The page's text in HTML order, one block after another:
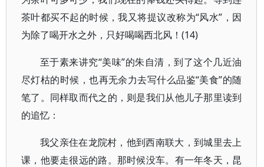
茶叶都买不起的时候，我又将提议改称为“风水”，因
为除了喝开水之外，只好喝喝西北风！(14)
至于素来讲究“美味”的朱自清，到了这个几近油
尽灯枯的时候，也再无余力去写什么品鉴“美食”的随
笔了。同样取而代之的，则是我们从他儿子那里读到
的追忆：
我父亲住在龙院村，他到西南联大，到城里去上
课，他要走很远的路。那时候没车。有一年冬天，昆